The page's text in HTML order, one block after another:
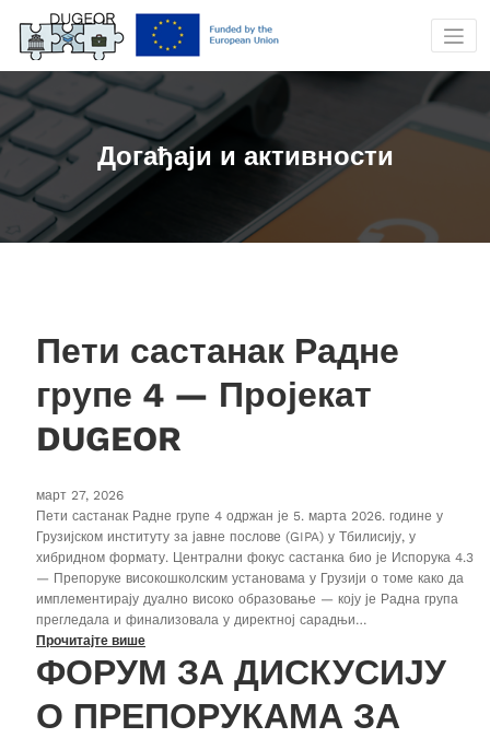
садржај
Догађаји и активности
Пети састанак Радне
групе 4 — Пројекат
DUGEOR
март 27, 2026
Пети састанак Радне групе 4 одржан је 5. марта 2026. године у
Грузијском институту за јавне послове (GIPA) у Тбилисију, у
хибридном формату. Централни фокус састанка био је Испорука 4.3
— Препоруке високошколским установама у Грузији о томе како да
имплементирају дуално високо образовање — коју је Радна група
прегледала и финализовала у директној сарадњи…
Прочитајте више
ФОРУМ ЗА ДИСКУСИЈУ
О ПРЕПОРУКАМА ЗА